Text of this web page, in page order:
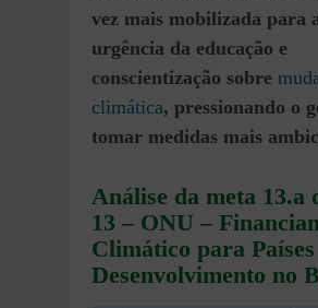
vez mais mobilizada para
urgência da educação e
conscientização sobre
climática, pressionando o
tomar medidas mais
Análise da meta 13.a
13 – ONU –
Climático para
Desenvolvimento no